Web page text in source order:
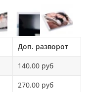
Доп. разворот
140.00 руб
270.00 руб